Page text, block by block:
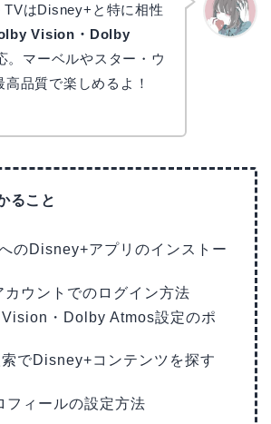
TVはDisney+と特に相性
Vision・Dolby
。マーベルやスター・ウ
高品質で楽しめるよ！
ること
のDisney+アプリのインストー
ウントでのログイン方法
・Dolby Atmos設定のポ
でDisney+コンテンツを探す
フィールの設定方法